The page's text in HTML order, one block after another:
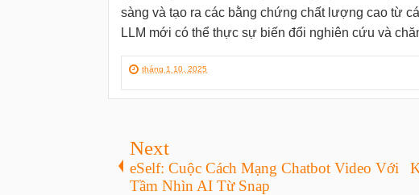
sàng và tạo ra các bằng chứng chất lượng cao từ
LLM mới có thể thực sự biến đổi nghiên cứu và
tháng 1 10, 2025
Next
eSelf: Cuộc Cách Mạng Chatbot Video Với
Tầm Nhìn AI Từ Snap